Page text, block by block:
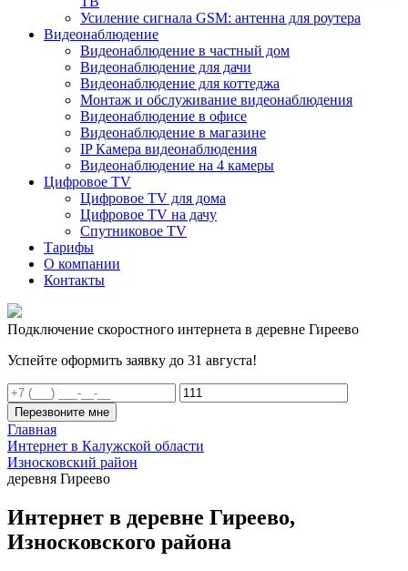
Усиление сигнала GSM: антенна для роутера
Видеонаблюдение
Видеонаблюдение в частный дом
Видеонаблюдение для дачи
Видеонаблюдение для коттеджа
Монтаж и обслуживание видеонаблюдения
Видеонаблюдение в офисе
Видеонаблюдение в магазине
IP Камера видеонаблюдения
Видеонаблюдение на 4 камеры
Цифровое TV
Цифровое TV для дома
Цифровое TV на дачу
Спутниковое TV
Тарифы
О компании
Контакты
Подключение скоростного интернета в деревне Гиреево
Успейте оформить заявку до 31 августа!
Перезвоните мне
Главная
Интернет в Калужской области
Износковский район
деревня Гиреево
Интернет в деревне Гиреево,
Износковского района